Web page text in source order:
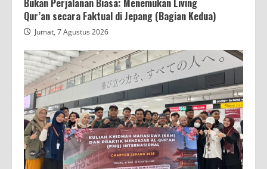
Bukan Perjalanan Biasa: Menemukan Living
Qur’an secara Faktual di Jepang (Bagian Kedua)
Jumat, 7 Agustus 2026